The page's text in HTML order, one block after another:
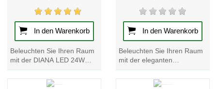
In den Warenkorb
Beleuchten Sie Ihren Raum
mit der DIANA LED 24W
NW-Deckenleuchte. Diese
wasserfeste und
In den Warenkorb
Beleuchten Sie Ihren Raum
mit der eleganten
Deckenleuchte DIOR DWL
GU10 schwarz/chrom.